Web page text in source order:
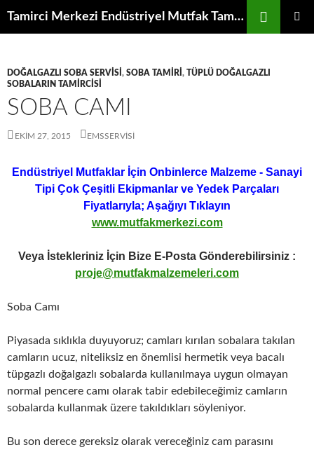
Tamirci Merkezi Endüstriyel Mutfak Tamiri Periyodik Bakımı Servisi
DOĞALGAZLI SOBA SERVISI , SOBA TAMIRI , TÜPLÜ DOĞALGAZLI
SOBALARIN TAMIRCISI
SOBA CAMI
EKIM 27, 2015 EMSSERVISI
Endüstriyel Mutfaklar İçin Onbinlerce Malzeme - Sanayi
Tipi Çok Çeşitli Ekipmanlar ve Yedek Parçaları
Fiyatlarıyla; Aşağıyı Tıklayın
www.mutfakmerkezi.com
Veya İstekleriniz İçin Bize E-Posta Gönderebilirsiniz :
proje@mutfakmalzemeleri.com
Soba Camı
Piyasada sıklıkla duyuyoruz; camları kırılan sobalara takılan
camların ucuz, niteliksiz en önemlisi hermetik veya bacalı
tüpgazlı doğalgazlı sobalarda kullanılmaya uygun olmayan
normal pencere camı olarak tabir edebileceğimiz camların
sobalarda kullanmak üzere takıldıkları söyleniyor.
Bu son derece gereksiz olarak vereceğiniz cam parasını